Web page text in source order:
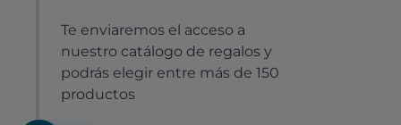
Te enviaremos el acceso a
nuestro catálogo de regalos y
podrás elegir entre más de 150
productos